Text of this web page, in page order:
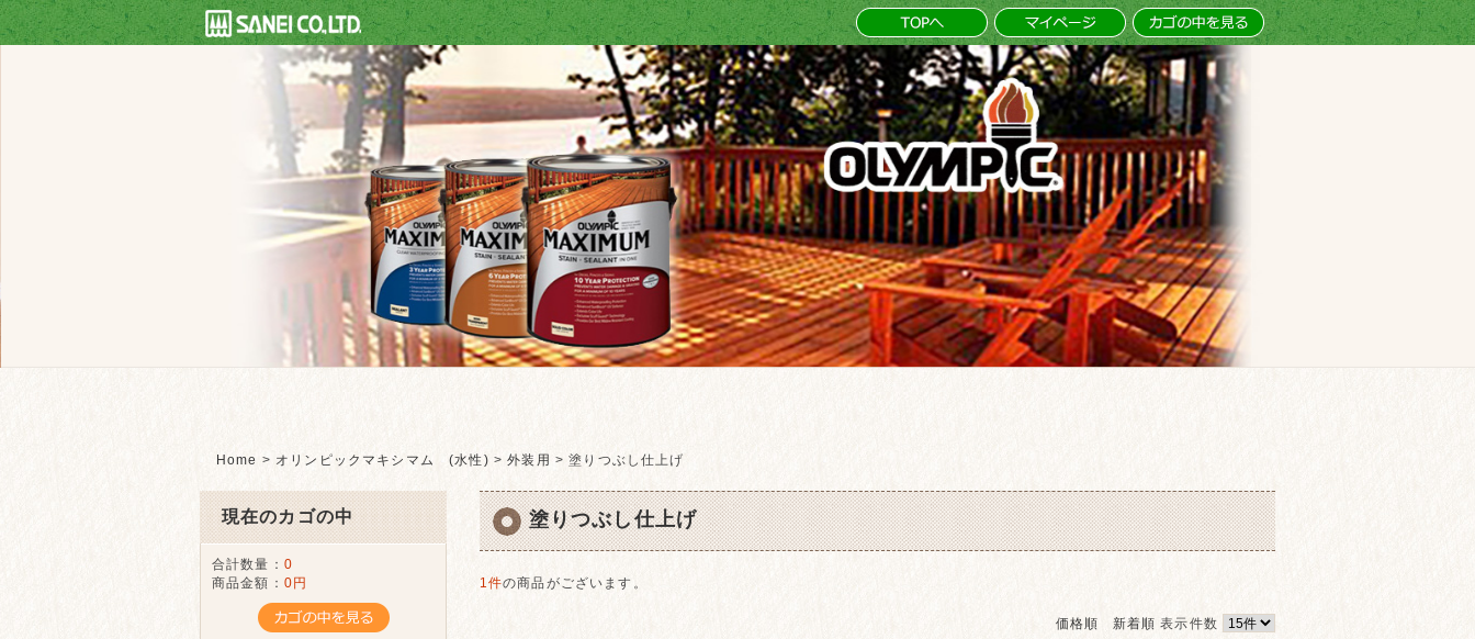
Home > オリンピックマキシマム (水性) >外装用 >塗りつぶし仕上げ
現在のカゴの中
合計数量： 0
商品金額： 0円
塗りつぶし仕上げ
1件の商品がございます。
価格順 新着順 表示件数